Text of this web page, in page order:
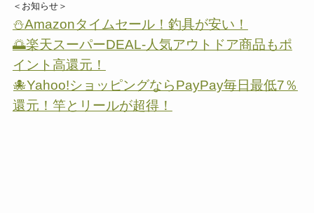
＜お知らせ＞
⛄Amazonタイムセール！釣具が安い！
🌅楽天スーパーDEAL-人気アウトドア商品もポ
イント高還元！
🐙Yahoo!ショッピングならPayPay毎日最低7％
還元！竿とリールが超得！